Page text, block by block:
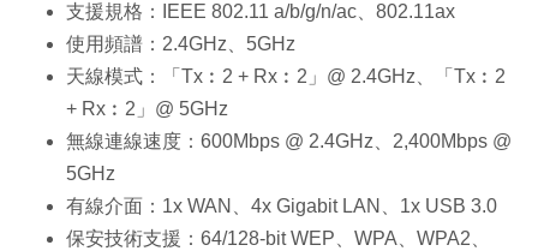
支援規格：IEEE 802.11 a/b/g/n/ac、802.11ax
使用頻譜：2.4GHz、5GHz
天線模式：「Tx︰2 + Rx︰2」@ 2.4GHz、「Tx︰2
+ Rx︰2」@ 5GHz
無線連線速度：600Mbps @ 2.4GHz、2,400Mbps @
5GHz
有線介面：1x WAN、4x Gigabit LAN、1x USB 3.0
保安技術支援：64/128-bit WEP、WPA、WPA2、